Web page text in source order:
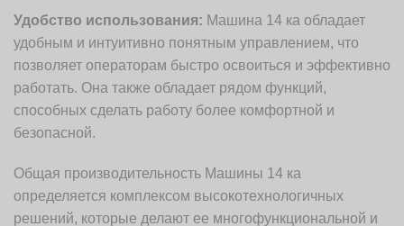
Удобство использования: Машина 14 ка обладает
удобным и интуитивно понятным управлением, что
позволяет операторам быстро освоиться и эффективно
работать. Она также обладает рядом функций,
способных сделать работу более комфортной и
безопасной.
Общая производительность Машины 14 ка
определяется комплексом высокотехнологичных
решений, которые делают ее многофункциональной и